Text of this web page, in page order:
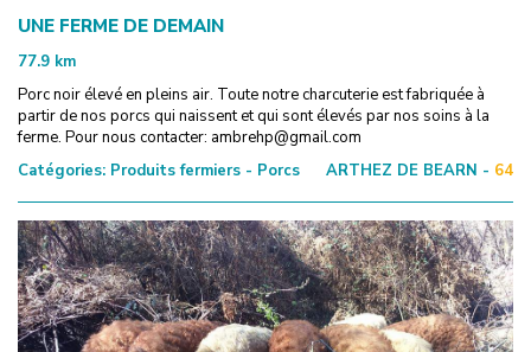
UNE FERME DE DEMAIN
77.9 km
Porc noir élevé en pleins air. Toute notre charcuterie est fabriquée à
partir de nos porcs qui naissent et qui sont élevés par nos soins à la
ferme. Pour nous contacter: ambrehp@gmail.com
Catégories: Produits fermiers - Porcs ARTHEZ DE BEARN - 64